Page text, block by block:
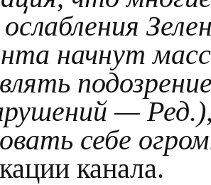
начнут
—
себе
канала.